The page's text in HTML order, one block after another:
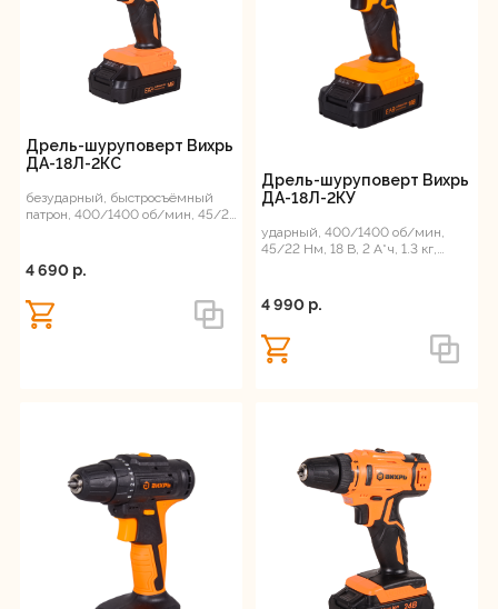
Дрель-шуруповерт Вихрь
ДА-18Л-2КC
безударный, быстросъёмный
патрон, 400/1400 об/мин, 45/22
4 690 p.
Дрель-шуруповерт Вихрь
ДА-18Л-2КУ
ударный, 400/1400 об/мин,
45/22 Нм, 18 В, 2 А*ч, 1.3 кг,
4 990 p.